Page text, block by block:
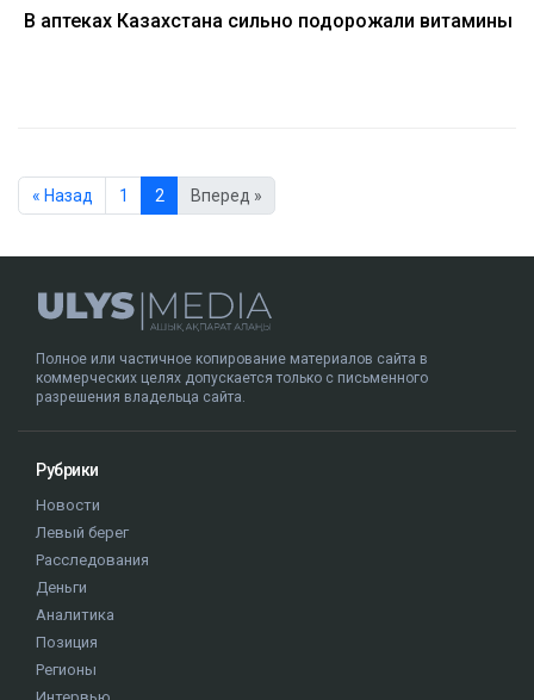
В аптеках Казахстана сильно подорожали витамины
« Назад 1 2 Вперед »
Полное или частичное копирование материалов сайта в
коммерческих целях допускается только с письменного
разрешения владельца сайта.
Рубрики
Новости
Левый берег
Расследования
Деньги
Аналитика
Позиция
Регионы